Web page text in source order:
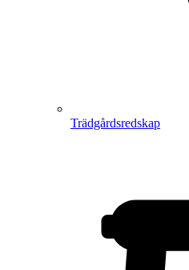
Trädgårdsredskap